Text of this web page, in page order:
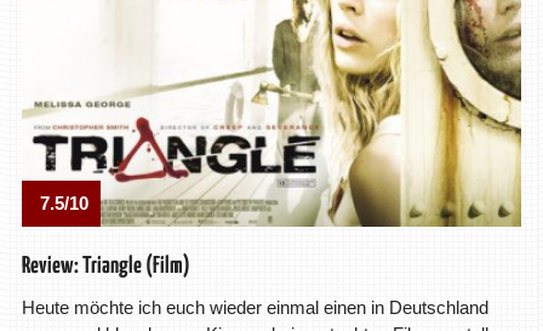
7.5/10
Review: Triangle (Film)
Heute möchte ich euch wieder einmal einen in Deutschland